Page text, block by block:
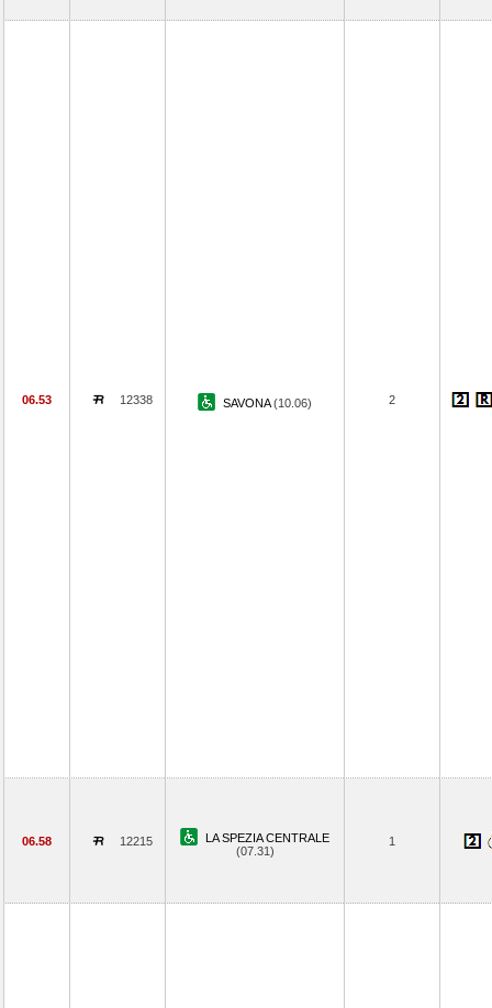
06.53 12338 SAVONA(10.06) 2
06.58 12215
LA SPEZIA CENTRALE
(07.31)
1